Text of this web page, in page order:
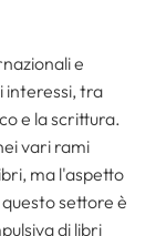
e
interessi, tra
e la scrittura.
vari rami
ma l'aspetto
settore è
di libri